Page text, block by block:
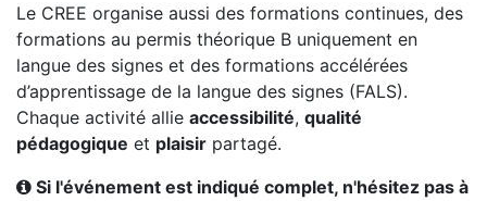
Le CREE organise aussi des formations continues, des
formations au permis théorique B uniquement en
langue des signes et des formations accélérées
d’apprentissage de la langue des signes (FALS).
Chaque activité allie accessibilité, qualité
pédagogique et plaisir partagé.
Si l'événement est indiqué complet, n'hésitez pas à